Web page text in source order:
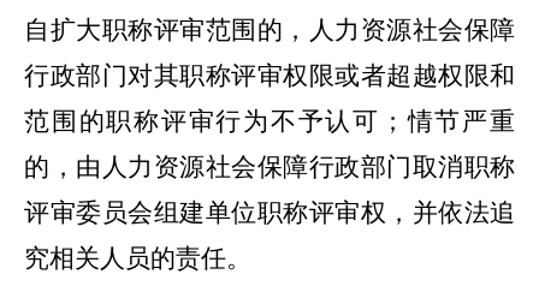
自扩大职称评审范围的，人力资源社会保障
行政部门对其职称评审权限或者超越权限和
范围的职称评审行为不予认可；情节严重
的，由人力资源社会保障行政部门取消职称
评审委员会组建单位职称评审权，并依法追
究相关人员的责任。